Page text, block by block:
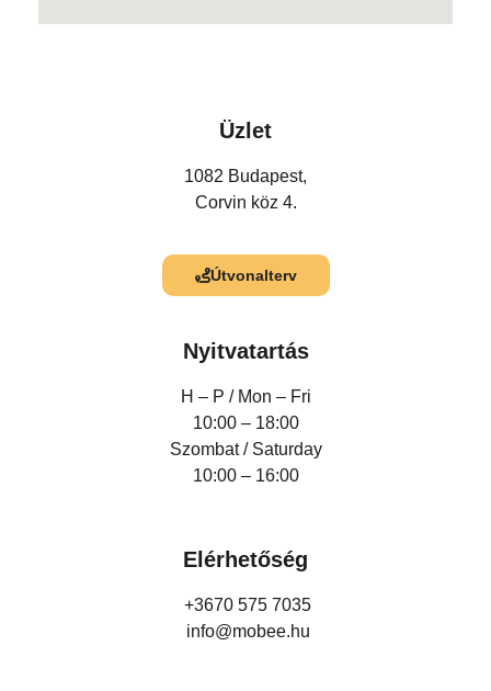
Üzlet
1082 Budapest,
Corvin köz 4.
Útvonalterv
Nyitvatartás
H – P / Mon – Fri
10:00 – 18:00
Szombat / Saturday
10:00 – 16:00
Elérhetőség
+3670 575 7035
info@mobee.hu